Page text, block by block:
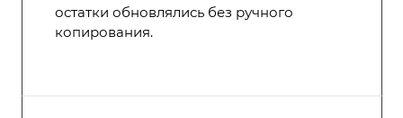
остатки обновлялись без ручного
копирования.